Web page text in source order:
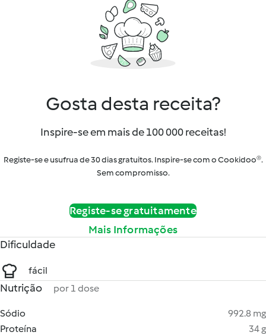
Gosta desta receita?
Inspire-se em mais de 100 000 receitas!
Registe-se e usufrua de 30 dias gratuitos. Inspire-se com o Cookidoo®.
Sem compromisso.
Registe-se gratuitamente
Mais Informações
Dificuldade
fácil
Nutrição por 1 dose
Sódio
992.8 mg
Proteína
34 g